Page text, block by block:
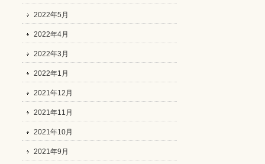
2022年5月
2022年4月
2022年3月
2022年1月
2021年12月
2021年11月
2021年10月
2021年9月